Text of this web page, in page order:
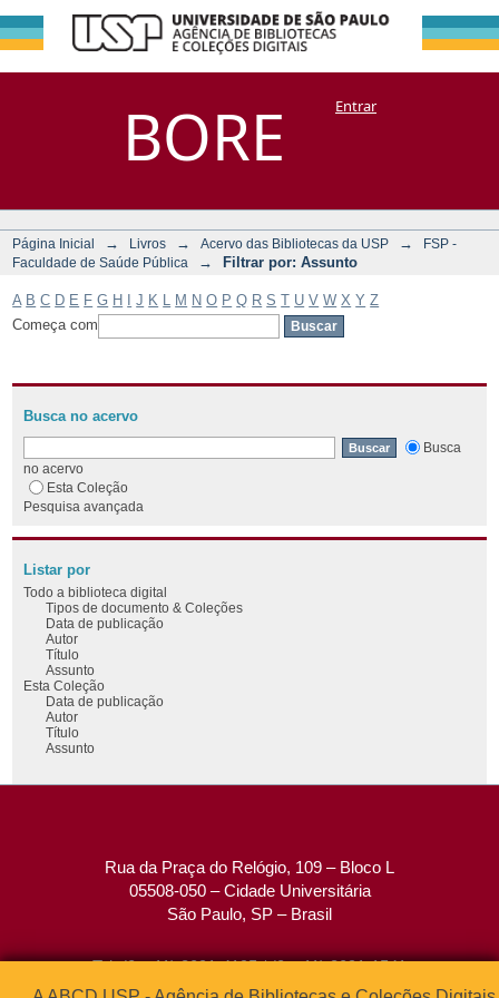
BORE
Filtrar por:
Assunto
DSpace/Manakin + CoriscoEntrar
Página Inicial → Livros → Acervo das Bibliotecas da USP →
FSP -
Faculdade de Saúde Pública
→ Filtrar por: Assunto
A B C D E F G H J K M N O P Q R S T U V W X Y Z
Começa com
Busca no acervo
Busca
no acervo
Esta Coleção
Pesquisa avançada
Listar por
Todo a biblioteca digital
Tipos de documento & Coleções
Data de publicação
Autor
Título
Assunto
Esta Coleção
Data de publicação
Autor
Título
Assunto
Rua da Praça do Relógio, 109 – Bloco L
05508-050 – Cidade Universitária
São Paulo, SP – Brasil
Tel: (0xx11) 3091-4195 / (0xx11) 3091-1541
Fax: (0xx11) 3091-1567